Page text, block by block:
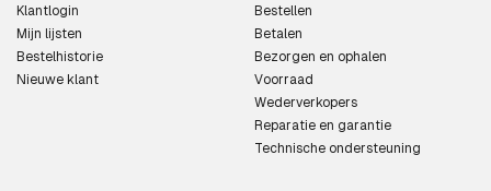
Klantlogin
Mijn lijsten
Bestelhistorie
Nieuwe klant
Bestellen
Betalen
Bezorgen en ophalen
Voorraad
Wederverkopers
Reparatie en garantie
Technische ondersteuning